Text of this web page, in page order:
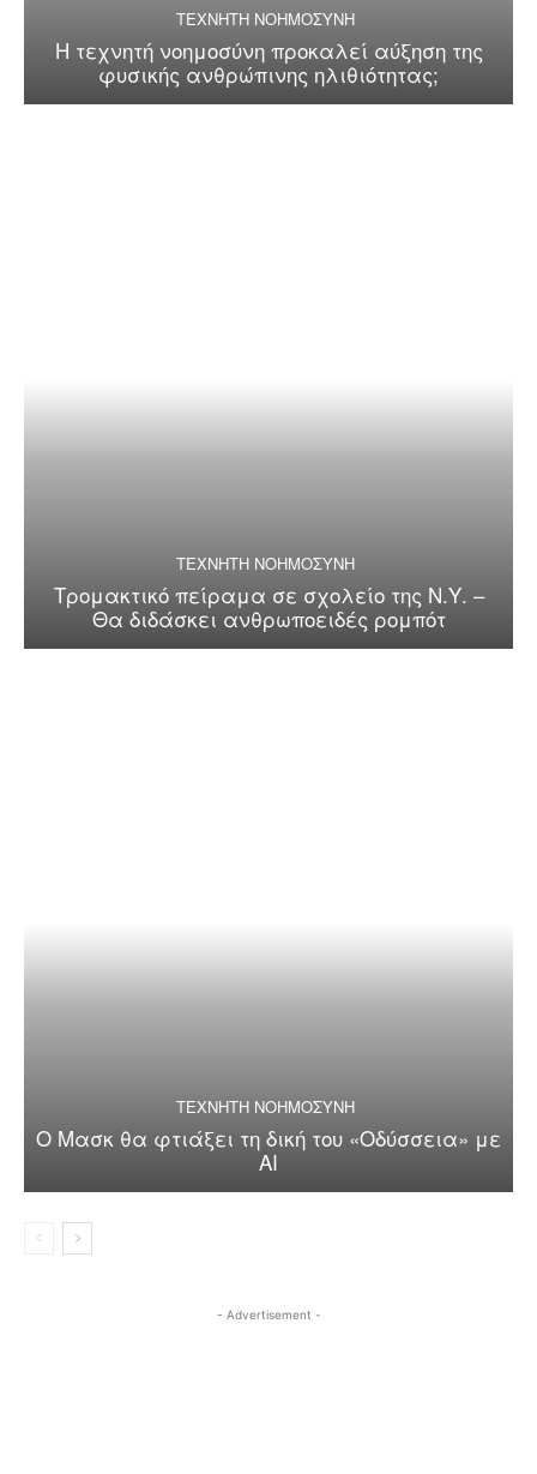
ΤΕΧΝΗΤΗ ΝΟΗΜΟΣΥΝΗ
Η τεχνητή νοημοσύνη προκαλεί αύξηση της
φυσικής ανθρώπινης ηλιθιότητας;
ΤΕΧΝΗΤΗ ΝΟΗΜΟΣΥΝΗ
Τρομακτικό πείραμα σε σχολείο της Ν.Υ. –
Θα διδάσκει ανθρωποειδές ρομπότ
ΤΕΧΝΗΤΗ ΝΟΗΜΟΣΥΝΗ
Ο Μασκ θα φτιάξει τη δική του «Οδύσσεια» με
AI
- Advertisement -